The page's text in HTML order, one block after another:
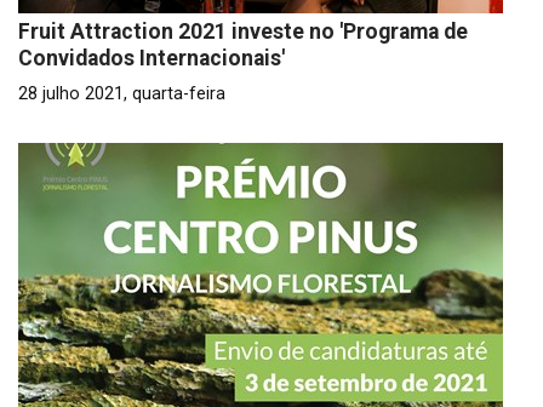
Fruit Attraction 2021 investe no 'Programa de
Convidados Internacionais'
28 julho 2021, quarta-feira